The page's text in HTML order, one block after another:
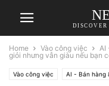
Home Vào công việc AI
giỏi nhưng vẫn giàu nếu bạn
Vào công việc AI - Bán hàng